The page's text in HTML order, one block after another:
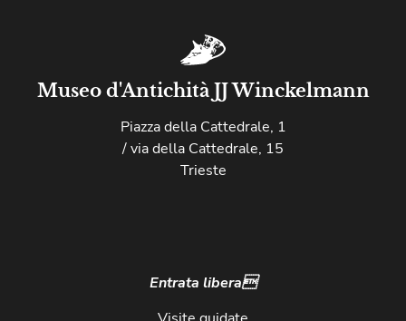
Museo d'Antichità JJ Winckelmann
Piazza della Cattedrale, 1
/ via della Cattedrale, 15
Trieste
Entrata libera